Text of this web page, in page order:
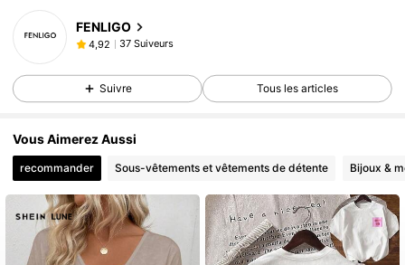
FENLIGO
4,92 37 Suiveurs
Suivre Tous les articles
Vous Aimerez Aussi
recommander Sous-vêtements et vêtements de détente Bijoux &